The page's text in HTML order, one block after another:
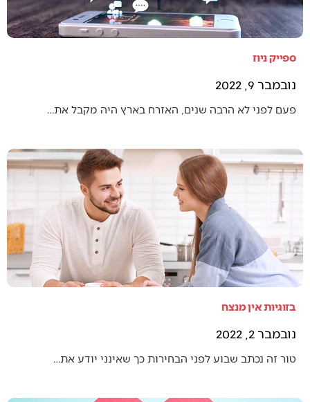
ספייק ניוז
נובמבר 9, 2022
פעם לפני לא הרבה שנים, האזרח בארץ היה מקבל את…
בזוגיות אין מנצח
נובמבר 2, 2022
טור זה נכתב שבוע לפני הבחירות כך שאינני יודע את…